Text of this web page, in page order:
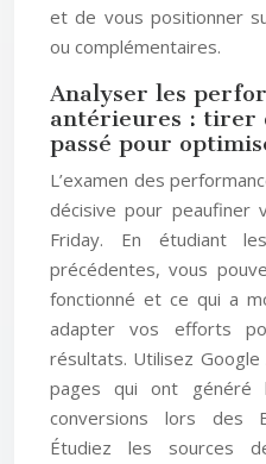
et de vous positionner
ou complémentaires.
Analyser les
antérieures : tirer
passé pour
L’examen des
décisive pour peaufiner
Friday. En étudiant
précédentes, vous
fonctionné et ce qui a
adapter vos efforts
résultats. Utilisez
pages qui ont
conversions lors des
Étudiez les sources